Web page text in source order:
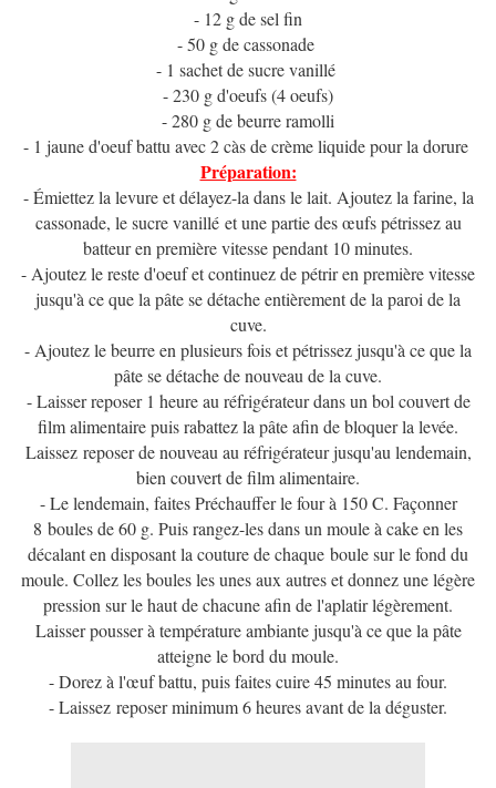
- 12 g de sel fin
- 50 g de cassonade
- 1 sachet de sucre vanillé
- 230 g d'oeufs (4 oeufs)
- 280 g de beurre ramolli
- 1 jaune d'oeuf battu avec 2 càs de crème liquide pour la dorure
Préparation:
- Émiettez la levure et délayez-la dans le lait. Ajoutez la farine, la
cassonade, le sucre vanillé et une partie des œufs pétrissez au
batteur en première vitesse pendant 10 minutes.
- Ajoutez le reste d'oeuf et continuez de pétrir en première vitesse
jusqu'à ce que la pâte se détache entièrement de la paroi de la
cuve.
- Ajoutez le beurre en plusieurs fois et pétrissez jusqu'à ce que la
pâte se détache de nouveau de la cuve.
- Laisser reposer 1 heure au réfrigérateur dans un bol couvert de
film alimentaire puis rabattez la pâte afin de bloquer la levée.
Laissez reposer de nouveau au réfrigérateur jusqu'au lendemain,
bien couvert de film alimentaire.
- Le lendemain, faites Préchauffer le four à 150 C. Façonner
8 boules de 60 g. Puis rangez-les dans un moule à cake en les
décalant en disposant la couture de chaque boule sur le fond du
moule. Collez les boules les unes aux autres et donnez une légère
pression sur le haut de chacune afin de l'aplatir légèrement.
Laisser pousser à température ambiante jusqu'à ce que la pâte
atteigne le bord du moule.
- Dorez à l'œuf battu, puis faites cuire 45 minutes au four.
- Laissez reposer minimum 6 heures avant de la déguster.